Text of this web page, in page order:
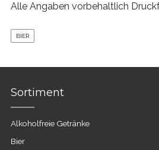
Alle Angaben vorbehaltlich
BIER
Sortiment
Alkoholfreie Getränke
Bier